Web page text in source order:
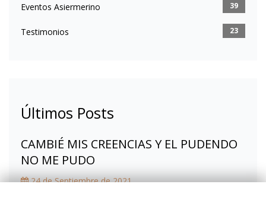
Eventos Asiermerino 39
Testimonios 23
Últimos Posts
CAMBIÉ MIS CREENCIAS Y EL PUDENDO
NO ME PUDO
24 de Septiembre de 2021